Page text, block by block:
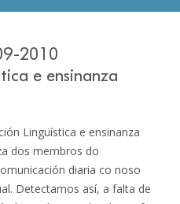
2010
e ensinanza
Lingüística e ensinanza
dos membros do
diaria co noso
Detectamos así, a falta de